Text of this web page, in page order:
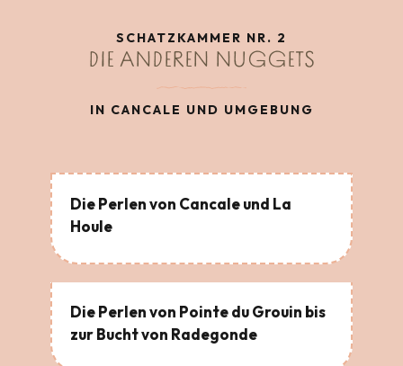
SCHATZKAMMER NR. 2
DIE ANDEREN NUGGETS
IN CANCALE UND UMGEBUNG
Die Perlen von Cancale und La
Houle
Die Perlen von Pointe du Grouin bis
zur Bucht von Radegonde